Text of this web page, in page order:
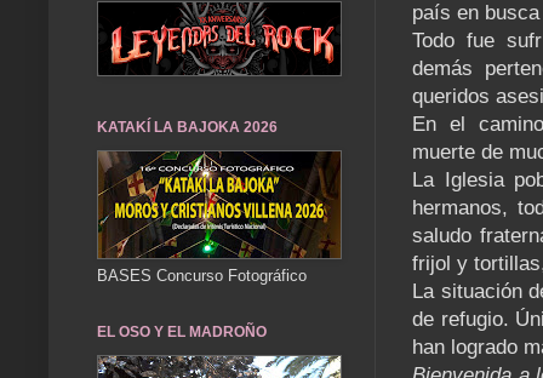
país en
Todo fue
demás
queridos
En el
muerte de
La Iglesia
hermanos,
saludo
frijol y
La situación
de refugio.
han logrado
KATAKÍ LA BAJOKA 2026
BASES Concurso Fotográfico
EL OSO Y EL MADROÑO